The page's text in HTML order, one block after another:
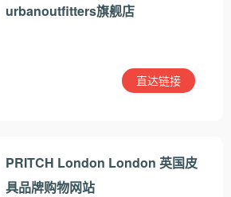
urbanoutfitters旗舰店
直达链接
PRITCH London London 英国皮
具品牌购物网站